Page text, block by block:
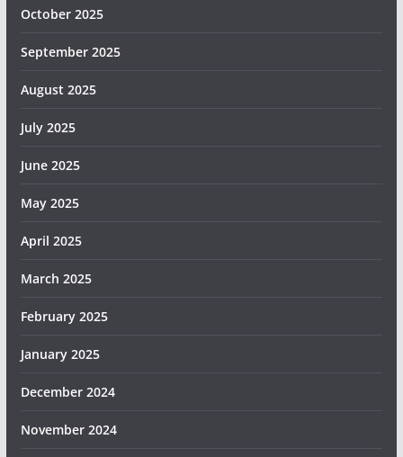
October 2025
September 2025
August 2025
July 2025
June 2025
May 2025
April 2025
March 2025
February 2025
January 2025
December 2024
November 2024